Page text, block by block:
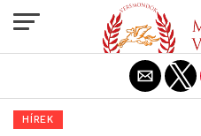
HÍREK
Exit